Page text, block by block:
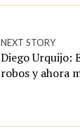
NEXT STORY
Diego Urquijo:
robos y ahora